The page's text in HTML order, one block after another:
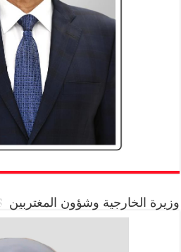
وزيرة الخارجية وشؤون المغتربين